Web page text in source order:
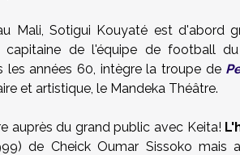
Mali, Sotigui Kouyaté est d'abord
capitaine de l'équipe de football
les années 60, intègre la troupe de
et artistique, le Mandeka Théâtre.
auprès du grand public avec Keita!
de Cheick Oumar Sissoko mais